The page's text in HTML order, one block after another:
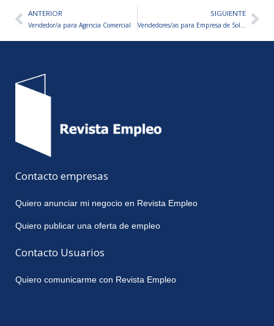
AntANTERIOR
Vendedor/a para Agencia Comercial
SIGUIENTE
Vendedores/as para Empresa de Soluciones Comerciales – VARIOS PUESTOS A CUBRIR
Contacto empresas
Quiero anunciar mi negocio en Revista Empleo
Quiero publicar una oferta de empleo
Contacto Usuarios
Quiero comunicarme con Revista Empleo